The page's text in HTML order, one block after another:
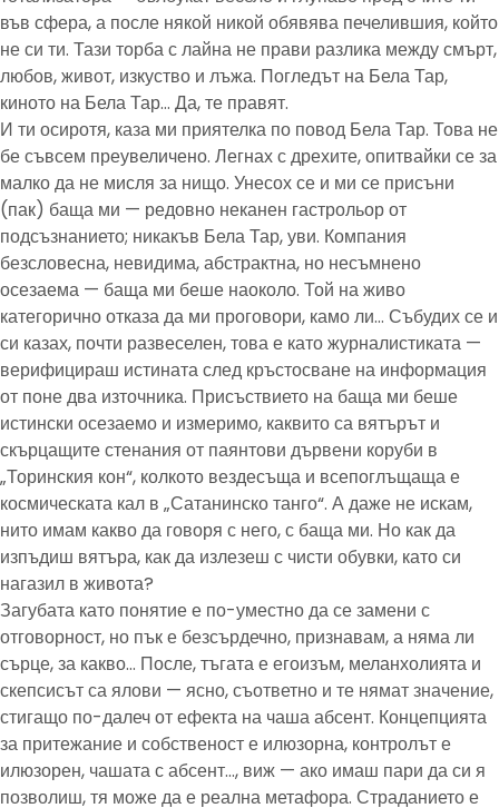
във сфера, а после някой никой обявява печелившия, който
не си ти. Тази торба с лайна не прави разлика между смърт,
любов, живот, изкуство и лъжа. Погледът на Бела Тар,
киното на Бела Тар… Да, те правят.
И ти осиротя, каза ми приятелка по повод Бела Тар. Това не
бе съвсем преувеличено. Легнах с дрехите, опитвайки се за
малко да не мисля за нищо. Унесох се и ми се присъни
(пак) баща ми — редовно неканен гастрольор от
подсъзнанието; никакъв Бела Тар, уви. Компания
безсловесна, невидима, абстрактна, но несъмнено
осезаема — баща ми беше наоколо. Той на живо
категорично отказа да ми проговори, камо ли… Събудих се и
си казах, почти развеселен, това е като журналистиката —
верифицираш истината след кръстосване на информация
от поне два източника. Присъствието на баща ми беше
истински осезаемо и измеримо, каквито са вятърът и
скърцащите стенания от паянтови дървени коруби в
„Торинския кон“, колкото вездесъща и всепоглъщаща е
космическата кал в „Сатанинско танго“. А даже не искам,
нито имам какво да говоря с него, с баща ми. Но как да
изпъдиш вятъра, как да излезеш с чисти обувки, като си
нагазил в живота?
Загубата като понятие е по-уместно да се замени с
отговорност, но пък е безсърдечно, признавам, а няма ли
сърце, за какво… После, тъгата е егоизъм, меланхолията и
скепсисът са ялови — ясно, съответно и те нямат значение,
стигащо по-далеч от ефекта на чаша абсент. Концепцията
за притежание и собственост е илюзорна, контролът е
илюзорен, чашата с абсент…, виж — ако имаш пари да си я
позволиш, тя може да е реална метафора. Страданието е